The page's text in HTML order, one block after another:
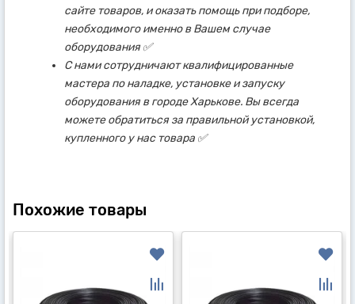
сайте товаров, и оказать помощь при подборе,
необходимого именно в Вашем случае
оборудования ✅
С нами сотрудничают квалифицированные
мастера по наладке, установке и запуску
оборудования в городе Харькове. Вы всегда
можете обратиться за правильной установкой,
купленного у нас товара ✅
Похожие товары